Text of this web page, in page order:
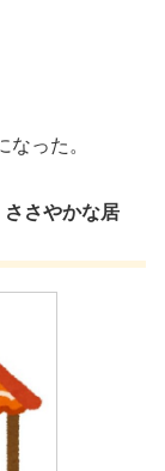
った。
さやかな居